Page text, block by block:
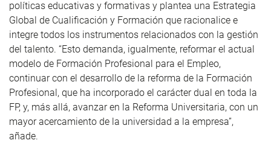
políticas educativas y formativas y plantea una Estrategia
Global de Cualificación y Formación que racionalice e
integre todos los instrumentos relacionados con la gestión
del talento. “Esto demanda, igualmente, reformar el actual
modelo de Formación Profesional para el Empleo,
continuar con el desarrollo de la reforma de la Formación
Profesional, que ha incorporado el carácter dual en toda la
FP, y, más allá, avanzar en la Reforma Universitaria, con un
mayor acercamiento de la universidad a la empresa”,
añade.